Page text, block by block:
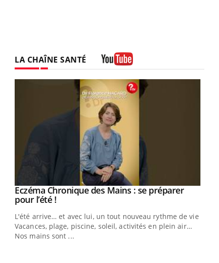
LA CHAÎNE SANTÉ
Youtube
Eczéma Chronique des Mains : se préparer
pour l’été !Youtube
L'été arrive… et avec lui, un tout nouveau rythme de vie !
Vacances, plage, piscine, soleil, activités en plein air…
Nos mains sont ...